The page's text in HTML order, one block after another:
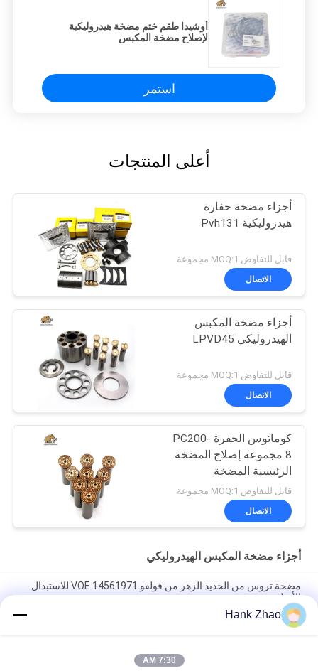
أوشيدا طقم ختم مضخة هيدروليكية
لإصلاح مضخة المكبس
استمر
أعلى المنتجات
أجزاء مضخة حفارة
هيدروليكية Pvh131
قابل للتفاوض MOQ:1 مجموعة
الاتصال
أجزاء مضخة المكبس
الهيدروليكي LPVD45
قابل للتفاوض MOQ:1 مجموعة
الاتصال
كوماتوس الحفرة PC200-
8 مجموعة إصلاح المضخة
الرئيسية المضخة
الهيدروليكية جزء مضخة
البستون صيانة خدمات
إصلاح
قابل للتفاوض MOQ:1 مجموعة
الاتصال
أجزاء مضخة المكبس الهيدروليكي
مضخة تروس من الحديد الزهر من فولفو VOE 14561971 للاستبدال
الأصلي
الأصلي
Hank Zhao
7:30 AM